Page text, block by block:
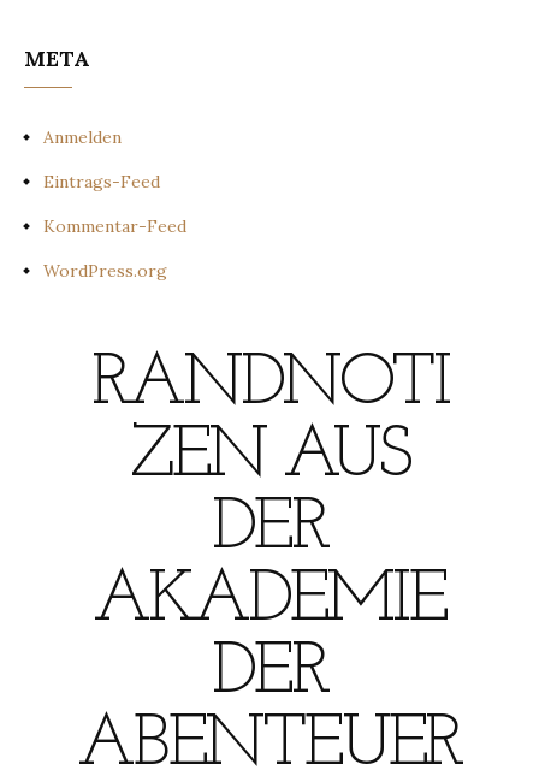
META
Anmelden
Eintrags-Feed
Kommentar-Feed
WordPress.org
RANDNOTI
ZEN AUS
DER
AKADEMIE
DER
ABENTEUER